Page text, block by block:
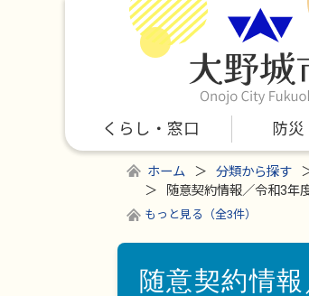
くらし・窓口 防
ホーム 分類から探す
随意契約情報／令和3年
もっと見る（全3件）
随意契約情